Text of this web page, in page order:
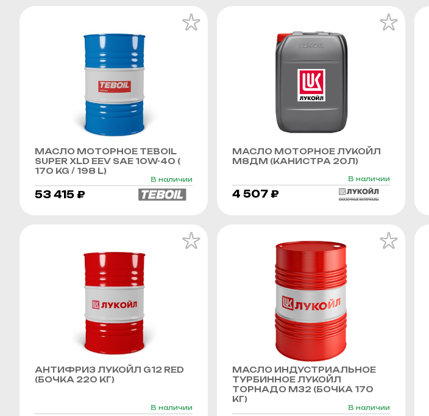
МАСЛО МОТОРНОЕ TEBOIL
SUPER XLD EEV SAE 10W-40 (
170 KG / 198 L)
В наличии
53 415 ₽
МАСЛО МОТОРНОЕ ЛУКОЙЛ
М8ДМ (КАНИСТРА 20Л)
В наличии
4 507 ₽
АНТИФРИЗ ЛУКОЙЛ G12 RED
(БОЧКА 220 КГ)
В наличии
МАСЛО ИНДУСТРИАЛЬНОЕ
ТУРБИННОЕ ЛУКОЙЛ
ТОРНАДО М32 (БОЧКА 170
КГ)
В наличии